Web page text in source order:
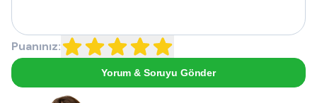
Puanınız:
Yorum & Soruyu Gönder